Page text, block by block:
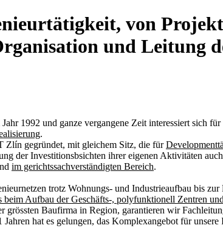
von
und Leitung
1992 und ganze vergangene Zeit interessiert sich
.
Zlín gegründet, mit gleichem Sitz, die für
der Investitionsbsichten ihrer eigenen Aktivitäten
im gerichtssachverständigten Bereich.
trotz Wohnungs- und Industrieaufbau bis
Aufbau der Geschäfts-, polyfunktionell Zentren
Baufirma in Region, garantieren wir
hat es gelungen, das Komplexangebot für